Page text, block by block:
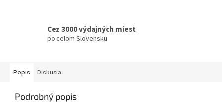
Cez 3000 výdajných miest
po celom Slovensku
Popis Diskusia
Podrobný popis